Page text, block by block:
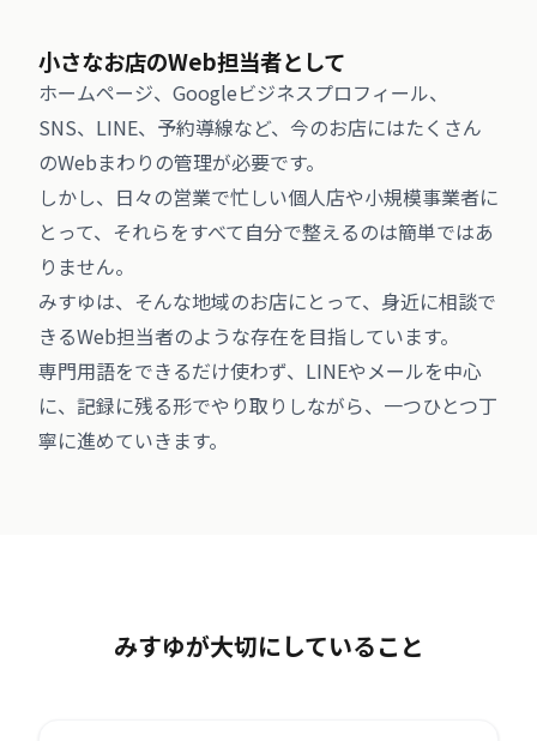
小さなお店のWeb担当者として
ホームページ、Googleビジネスプロフィール、
SNS、LINE、予約導線など、今のお店にはたくさん
のWebまわりの管理が必要です。
しかし、日々の営業で忙しい個人店や小規模事業者に
とって、それらをすべて自分で整えるのは簡単ではあ
りません。
みすゆは、そんな地域のお店にとって、身近に相談で
きるWeb担当者のような存在を目指しています。
専門用語をできるだけ使わず、LINEやメールを中心
に、記録に残る形でやり取りしながら、一つひとつ丁
寧に進めていきます。
みすゆが大切にしていること